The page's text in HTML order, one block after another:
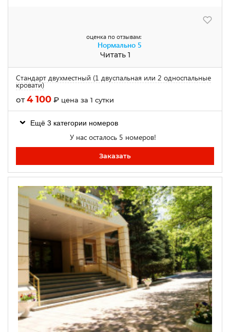
оценка по отзывам:
Нормально 5
Читать 1
Стандарт двухместный (1 двуспальная или 2 односпальные
кровати)
от4 100 ₽ цена за 1 сутки
Ещё 3 категории номеров
У нас осталось 5 номеров!
Заказать